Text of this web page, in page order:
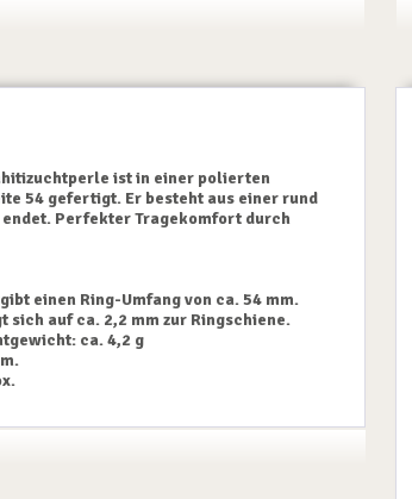
ist in einer polierten
54 gefertigt. Er besteht aus einer rund
Perfekter Tragekomfort durch
einen Ring-Umfang von ca. 54 mm.
auf ca. 2,2 mm zur Ringschiene.
ca. 4,2 g